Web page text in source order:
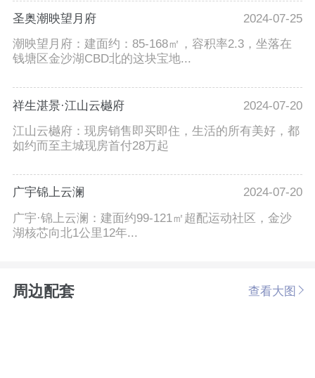
圣奥潮映望月府
2024-07-25
潮映望月府：建面约：85-168㎡，容积率2.3，坐落在
钱塘区金沙湖CBD北的这块宝地...
祥生湛景·江山云樾府
2024-07-20
江山云樾府：现房销售即买即住，生活的所有美好，都
如约而至主城现房首付28万起
广宇锦上云澜
2024-07-20
广宇·锦上云澜：建面约99-121㎡超配运动社区，金沙
湖核芯向北1公里12年...
周边配套 查看大图